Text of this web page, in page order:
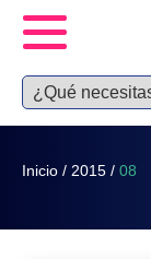
Inicio / 2015 / 08